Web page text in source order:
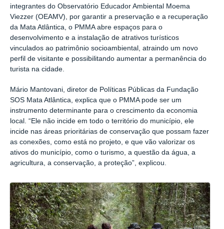
integrantes do Observatório Educador Ambiental Moema
Viezzer (OEAMV), por garantir a preservação e a recuperação
da Mata Atlântica, o PMMA abre espaços para o
desenvolvimento e a instalação de atrativos turísticos
vinculados ao patrimônio socioambiental, atraindo um novo
perfil de visitante e possibilitando aumentar a permanência do
turista na cidade.
Mário Mantovani, diretor de Políticas Públicas da Fundação
SOS Mata Atlântica, explica que o PMMA pode ser um
instrumento determinante para o crescimento da economia
local. “Ele não incide em todo o território do município, ele
incide nas áreas prioritárias de conservação que possam fazer
as conexões, como está no projeto, e que vão valorizar os
ativos do município, como o turismo, a questão da água, a
agricultura, a conservação, a proteção”, explicou.